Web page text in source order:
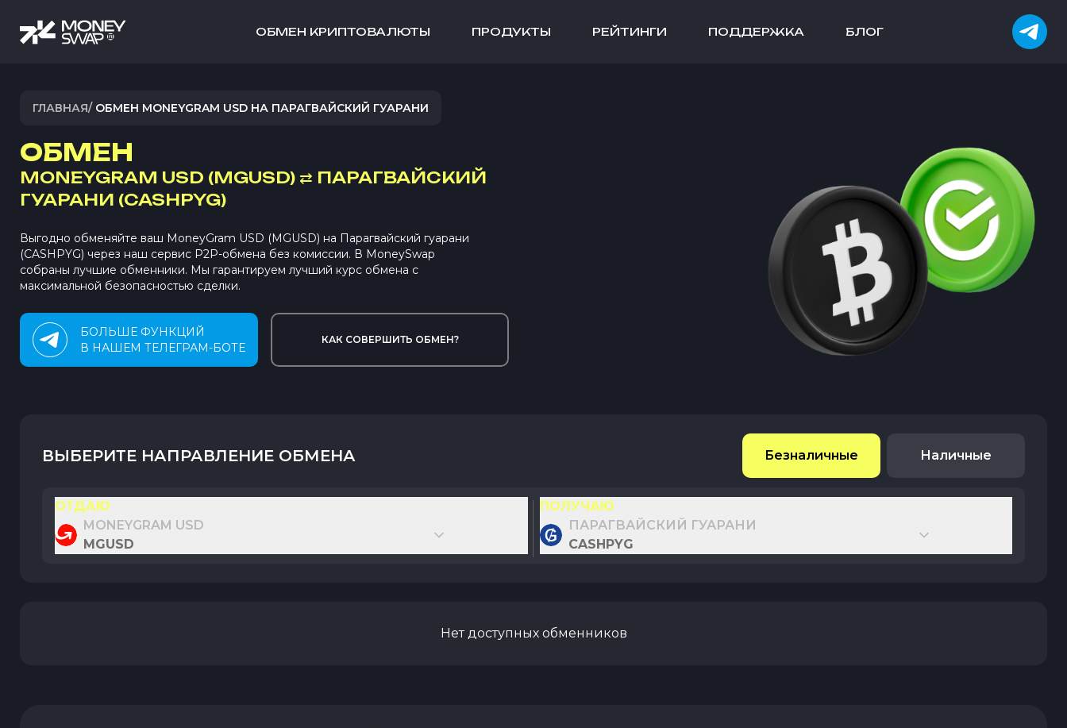
ОБМЕН КРИПТОВАЛЮТЫ ПРОДУКТЫ РЕЙТИНГИ ПОДДЕРЖКА БЛОГ
ГЛАВНАЯ/ ОБМЕН MONEYGRAM USD НА ПАРАГВАЙСКИЙ ГУАРАНИ
ОБМЕН
MONEYGRAM USD (MGUSD) ⇄ ПАРАГВАЙСКИЙ
ГУАРАНИ (CASHPYG)
Выгодно обменяйте ваш MoneyGram USD (MGUSD) на Парагвайский гуарани
(CASHPYG) через наш сервис P2P-обмена без комиссии. В MoneySwap
собраны лучшие обменники. Мы гарантируем лучший курс обмена с
максимальной безопасностью сделки.
БОЛЬШЕ ФУНКЦИЙ
В НАШЕМ ТЕЛЕГРАМ-БОТЕ
КАК СОВЕРШИТЬ ОБМЕН?
ВЫБЕРИТЕ НАПРАВЛЕНИЕ ОБМЕНА Безналичные Наличные
ОТДАЮ
MONEYGRAM USD
MGUSD
ПОЛУЧАЮ
ПАРАГВАЙСКИЙ ГУАРАНИ
CASHPYG
Нет доступных обменников